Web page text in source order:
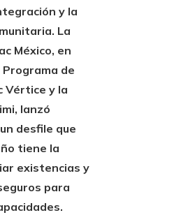
y la
La
México, en
de
Vértice y la
lanzó
desfile que
tiene la
existencias y
para